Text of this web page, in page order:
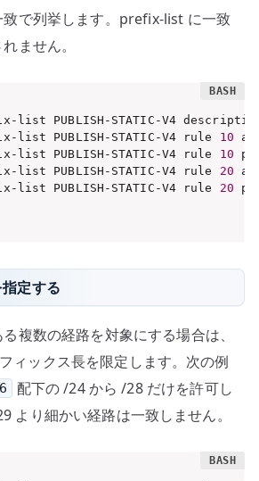
致で列挙します。prefix-list に一致
ません。
list PUBLISH-STATIC-V4
list PUBLISH-STATIC-V4 rule 10
list PUBLISH-STATIC-V4 rule 10
list PUBLISH-STATIC-V4 rule 20
list PUBLISH-STATIC-V4 rule 20
定する
複数の経路を対象にする場合は、
ィックス長を限定します。次の例
配下の /24 から /28 だけを許可し
より細かい経路は一致しません。